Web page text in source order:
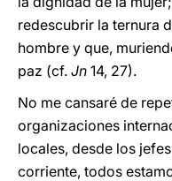
redescubrir la ternura
hombre y que,
paz (cf. Jn 14, 27).
No me cansaré de
organizaciones
locales, desde los
corriente, todos